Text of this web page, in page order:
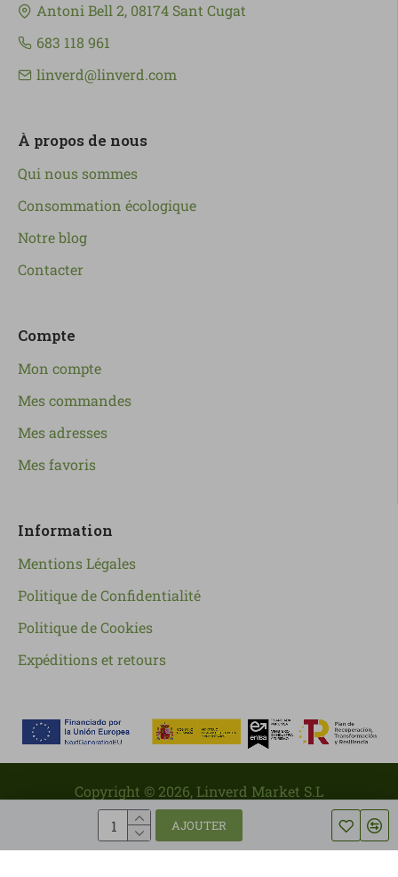
AJOUTER
Antoni Bell 2, 08174 Sant Cugat
683 118 961
linverd@linverd.com
À propos de nous
Qui nous sommes
Consommation écologique
Notre blog
Contacter
Compte
Mon compte
Mes commandes
Mes adresses
Mes favoris
Information
Mentions Légales
Politique de Confidentialité
Politique de Cookies
Expéditions et retours
Copyright © 2026, Linverd Market S.L